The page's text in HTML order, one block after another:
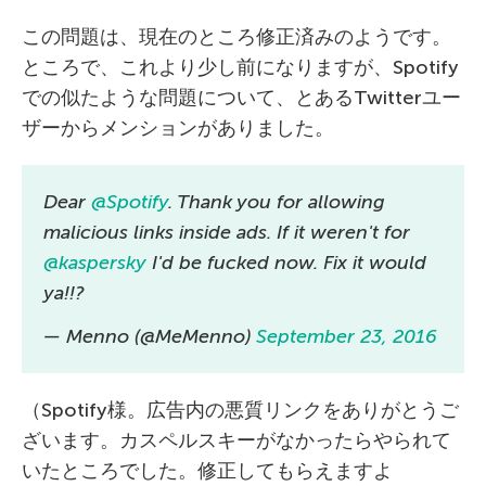
この問題は、現在のところ修正済みのようです。
ところで、これより少し前になりますが、Spotify
での似たような問題について、とあるTwitterユー
ザーからメンションがありました。
Dear @Spotify. Thank you for allowing
malicious links inside ads. If it weren't for
@kaspersky I'd be fucked now. Fix it would
ya!!?
— Menno (@MeMenno) September 23, 2016
（Spotify様。広告内の悪質リンクをありがとうご
ざいます。カスペルスキーがなかったらやられて
いたところでした。修正してもらえますよ